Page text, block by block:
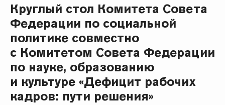
Круглый стол Комитета Совета
Федерации по социальной
политике совместно
с Комитетом Совета Федерации
по науке, образованию
и культуре «Дефицит рабочих
кадров: пути решения»